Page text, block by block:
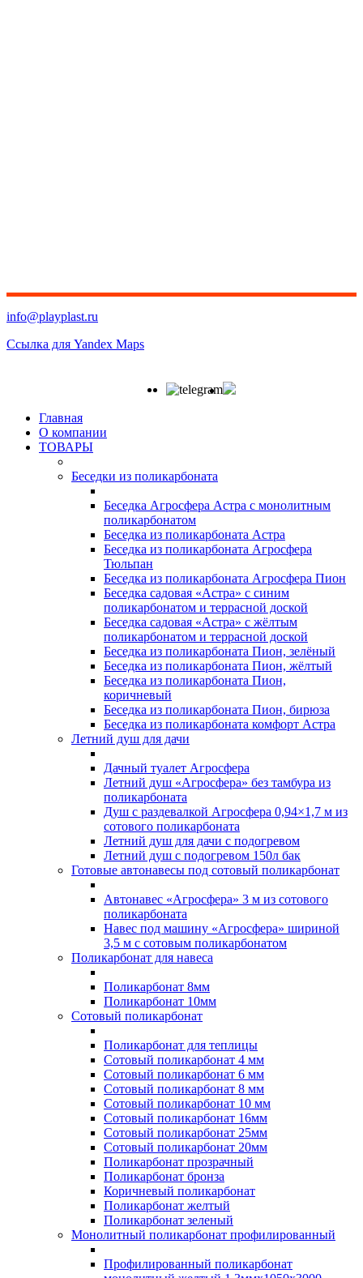
info@playplast.ru
Ссылка для Yandex Maps
Главная
О компании
ТОВАРЫ
Беседки из поликарбоната
Беседка Агросфера Астра с монолитным
поликарбонатом
Беседка из поликарбоната Астра
Беседка из поликарбоната Агросфера
Тюльпан
Беседка из поликарбоната Агросфера Пион
Беседка садовая «Астра» с синим
поликарбонатом и террасной доской
Беседка садовая «Астра» с жёлтым
поликарбонатом и террасной доской
Беседка из поликарбоната Пион, зелёный
Беседка из поликарбоната Пион, жёлтый
Беседка из поликарбоната Пион,
коричневый
Беседка из поликарбоната Пион, бирюза
Беседка из поликарбоната комфорт Астра
Летний душ для дачи
Дачный туалет Агросфера
Летний душ «Агросфера» без тамбура из
поликарбоната
Душ с раздевалкой Агросфера 0,94×1,7 м из
сотового поликарбоната
Летний душ для дачи с подогревом
Летний душ с подогревом 150л бак
Готовые автонавесы под сотовый поликарбонат
Автонавес «Агросфера» 3 м из сотового
поликарбоната
Навес под машину «Агросфера» шириной
3,5 м с сотовым поликарбонатом
Поликарбонат для навеса
Поликарбонат 8мм
Поликарбонат 10мм
Сотовый поликарбонат
Поликарбонат для теплицы
Сотовый поликарбонат 4 мм
Сотовый поликарбонат 6 мм
Сотовый поликарбонат 8 мм
Сотовый поликарбонат 10 мм
Сотовый поликарбонат 16мм
Сотовый поликарбонат 25мм
Сотовый поликарбонат 20мм
Поликарбонат прозрачный
Поликарбонат бронза
Коричневый поликарбонат
Поликарбонат желтый
Поликарбонат зеленый
Монолитный поликарбонат профилированный
Профилированный поликарбонат